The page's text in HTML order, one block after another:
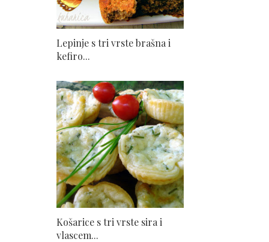
Lepinje s tri vrste brašna i
kefiro...
Košarice s tri vrste sira i
vlascem...